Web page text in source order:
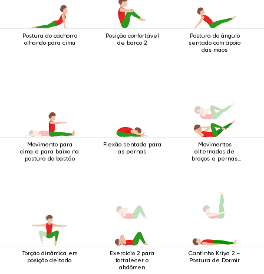
Postura do cachorro
olhando para cima
Posição confortável
de barco 2
Postura do ângulo
sentado com apoio
das mãos
Movimento para
cima e para baixo na
postura do bastão
Flexão sentada para
as pernas
Movimentos
alternados de
braços e pernas
Torção dinâmica em
posição deitada
Exercício 2 para
fortalecer o
abdômen
Cantinho Kriya 2 –
Postura de Dormir